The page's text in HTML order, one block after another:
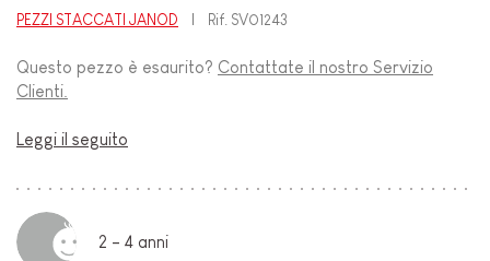
PEZZI STACCATI JANOD Rif. SV01243
Questo pezzo è esaurito? Contattate il nostro Servizio
Clienti.
Leggi il seguito
2 - 4 anni